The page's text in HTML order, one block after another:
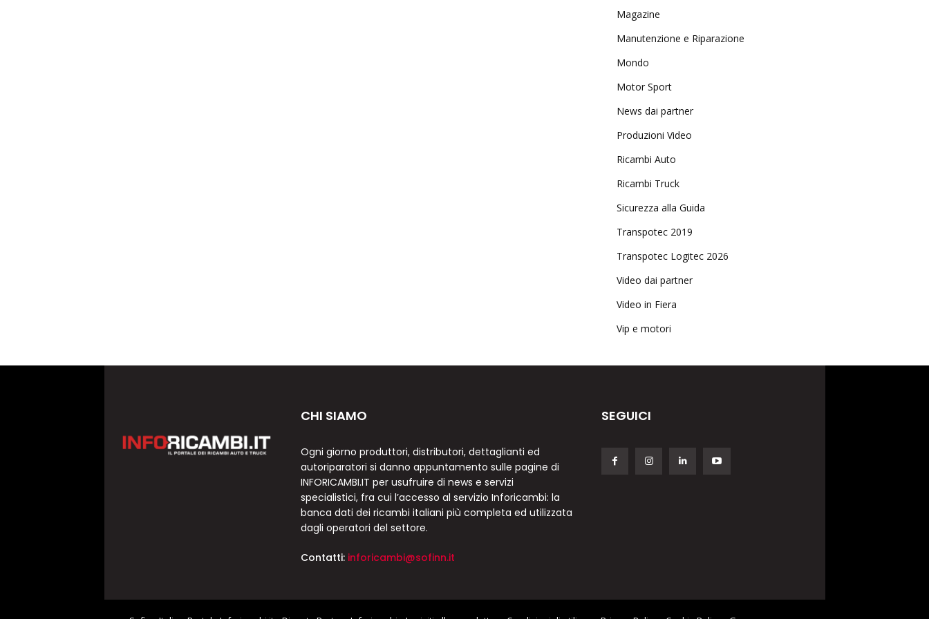
Magazine
Manutenzione e Riparazione
Mondo
Motor Sport
News dai partner
Produzioni Video
Ricambi Auto
Ricambi Truck
Sicurezza alla Guida
Transpotec 2019
Transpotec Logitec 2026
Video dai partner
Video in Fiera
Vip e motori
CHI SIAMO
Ogni giorno produttori, distributori, dettaglianti ed
autoriparatori si danno appuntamento sulle pagine di
INFORICAMBI.IT per usufruire di news e servizi
specialistici, fra cui l’accesso al servizio Inforicambi: la
banca dati dei ricambi italiani più completa ed utilizzata
dagli operatori del settore.
Contatti: inforicambi@sofinn.it
SEGUICI